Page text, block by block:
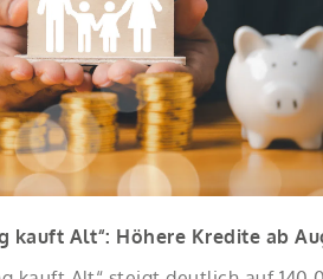
kauft Alt“: Höhere Kredite ab